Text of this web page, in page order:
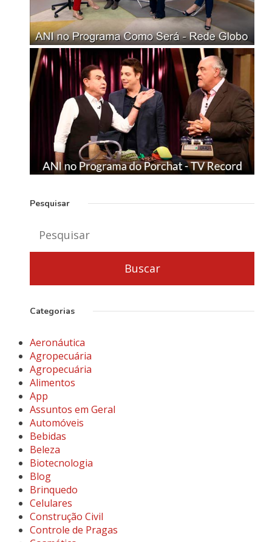
Pesquisar
Categorias
Aeronáutica
Agropecuária
Agropecuária
Alimentos
App
Assuntos em Geral
Automóveis
Bebidas
Beleza
Biotecnologia
Blog
Brinquedo
Celulares
Construção Civil
Controle de Pragas